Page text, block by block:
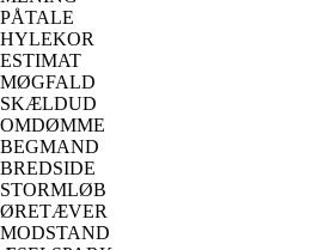
PÅTALE
HYLEKOR
ESTIMAT
MØGFALD
SKÆLDUD
OMDØMME
BEGMAND
BREDSIDE
STORMLØB
ØRETÆVER
MODSTAND